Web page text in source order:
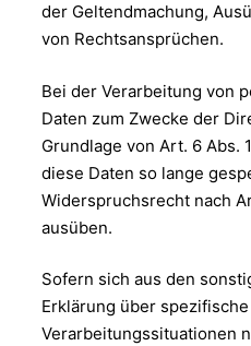
der Geltendmachung,
von Rechtsansprüchen.
Bei der Verarbeitung von
Daten zum Zwecke der
Grundlage von Art. 6 Abs.
diese Daten so lange
Widerspruchsrecht nach
ausüben.
Sofern sich aus den
Erklärung über spezifische
Verarbeitungssituationen